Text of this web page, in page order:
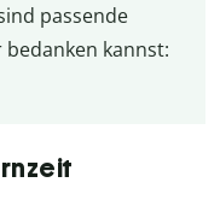
passende
kannst: